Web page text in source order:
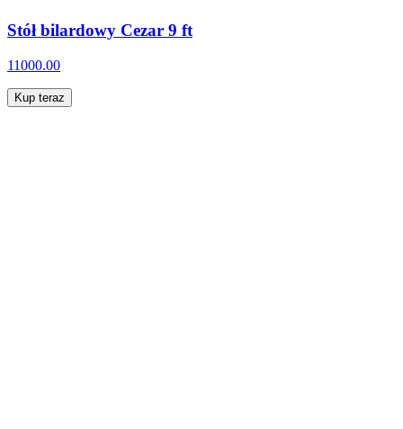
Stół bilardowy Cezar 9 ft
11000.00
Kup teraz